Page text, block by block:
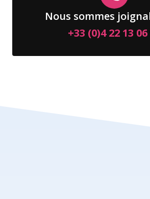
Nous sommes
+33 (0)4 22 13 06